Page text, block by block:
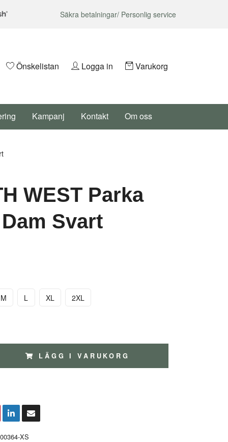
Säkra betalningar/ Personlig service
Önskelistan Logga in Varukorg
Kampanj Kontakt Om oss
WEST Parka
Svart
M L XL 2XL
LÄGG I VARUKORG
XS